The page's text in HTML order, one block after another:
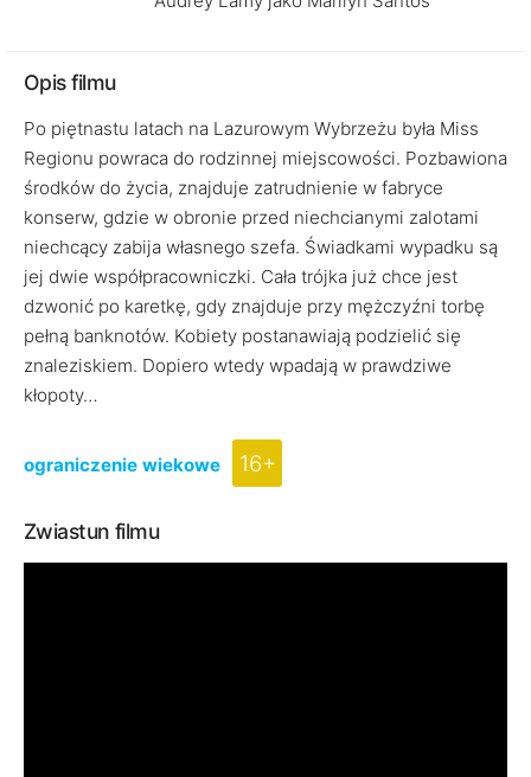
Opis filmu
Po piętnastu latach na Lazurowym Wybrzeżu była Miss
Regionu powraca do rodzinnej miejscowości. Pozbawiona
środków do życia, znajduje zatrudnienie w fabryce
konserw, gdzie w obronie przed niechcianymi zalotami
niechcący zabija własnego szefa. Świadkami wypadku są
jej dwie współpracowniczki. Cała trójka już chce jest
dzwonić po karetkę, gdy znajduje przy mężczyźni torbę
pełną banknotów. Kobiety postanawiają podzielić się
znaleziskiem. Dopiero wtedy wpadają w prawdziwe
kłopoty…
ograniczenie wiekowe 16+
Zwiastun filmu